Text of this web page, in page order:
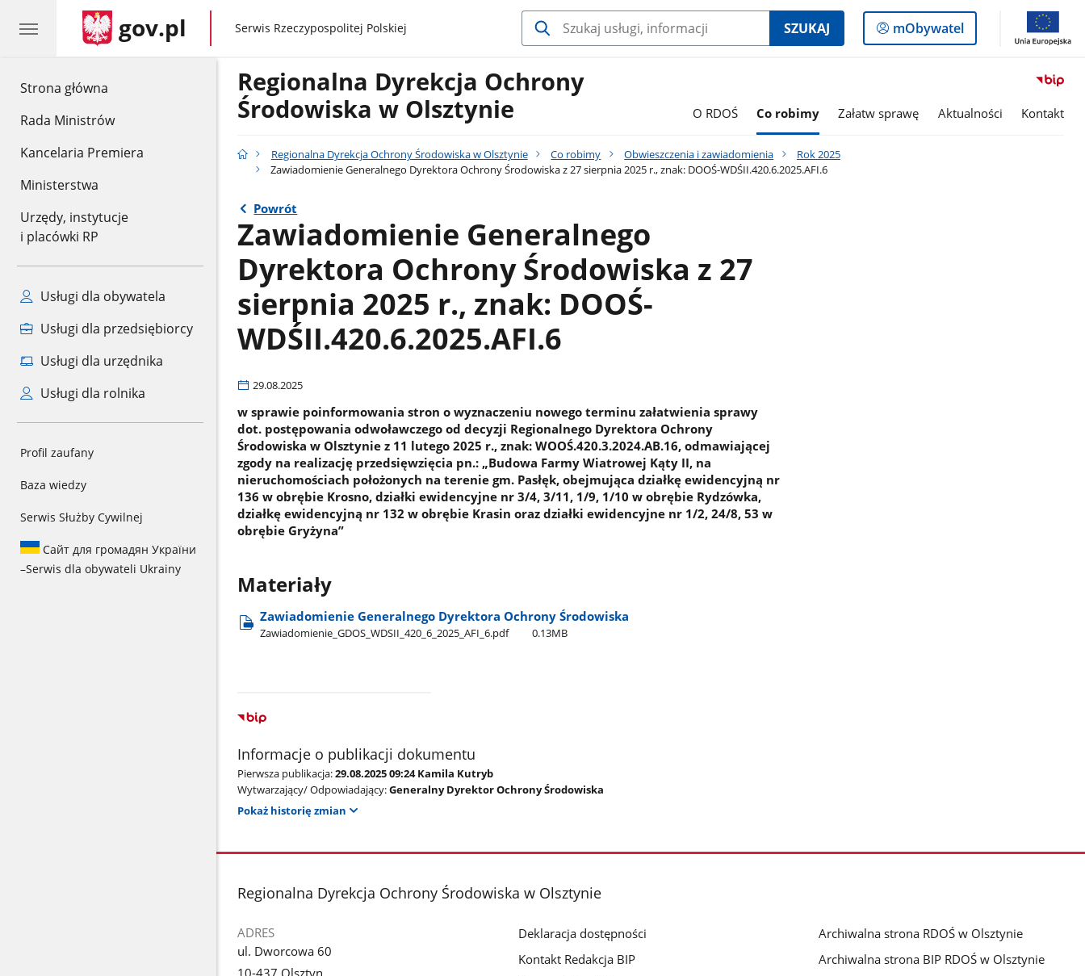
Strona główna
Rada Ministrów
Kancelaria Premiera
Ministerstwa
Urzędy, instytucje
i placówki RP
Usługi dla obywatela
Usługi dla przedsiębiorcy
Usługi dla urzędnika
Usługi dla rolnika
Profil zaufany
Baza wiedzy
Serwis Służby Cywilnej
Сайт для громадян України
–Serwis dla obywateli Ukrainy
gov.pl gov.pl
Serwis Rzeczypospolitej Polskiej SZUKAJ
Logowanie
do
mObywatel
Regionalna Dyrekcja Ochrony
Środowiska w Olsztynie
O RDOŚ Co robimy Załatw sprawę Aktualności Kontakt
Regionalna Dyrekcja Ochrony Środowiska w Olsztynie Co robimy Obwieszczenia i zawiadomienia
Rok 2025
Zawiadomienie Generalnego Dyrektora Ochrony Środowiska z 27 sierpnia 2025 r., znak: DOOŚ-WDŚII.420.6.2025.AFI.6
Powrót
Zawiadomienie Generalnego
Dyrektora Ochrony Środowiska z 27
sierpnia 2025 r., znak: DOOŚ-
WDŚII.420.6.2025.AFI.6
29.08.2025
w sprawie poinformowania stron o wyznaczeniu nowego terminu załatwienia sprawy
dot. postępowania odwoławczego od decyzji Regionalnego Dyrektora Ochrony
Środowiska w Olsztynie z 11 lutego 2025 r., znak: WOOŚ.420.3.2024.AB.16, odmawiającej
zgody na realizację przedsięwzięcia pn.: „Budowa Farmy Wiatrowej Kąty II, na
nieruchomościach położonych na terenie gm. Pasłęk, obejmująca działkę ewidencyjną nr
136 w obrębie Krosno, działki ewidencyjne nr 3/4, 3/11, 1/9, 1/10 w obrębie Rydzówka,
działkę ewidencyjną nr 132 w obrębie Krasin oraz działki ewidencyjne nr 1/2, 24/8, 53 w
obrębie Gryżyna”
Materiały
Zawiadomienie Generalnego Dyrektora Ochrony Środowiska
Zawiadomienie​_GDOS​_WDSII​_420​_6​_2025​_AFI​_6.pdf 0.13MB
Informacje o publikacji dokumentu
Pierwsza publikacja:29.08.2025 09:24 Kamila Kutryb
Wytwarzający/ Odpowiadający:Generalny Dyrektor Ochrony Środowiska
Pokaż historię zmian
stopka
Regionalna Dyrekcja Ochrony Środowiska w Olsztynie
ADRES
ul. Dworcowa 60
10-437 Olsztyn
Deklaracja dostępności
Kontakt Redakcja BIP
Archiwalna strona RDOŚ w Olsztynie
Archiwalna strona BIP RDOŚ w Olsztynie